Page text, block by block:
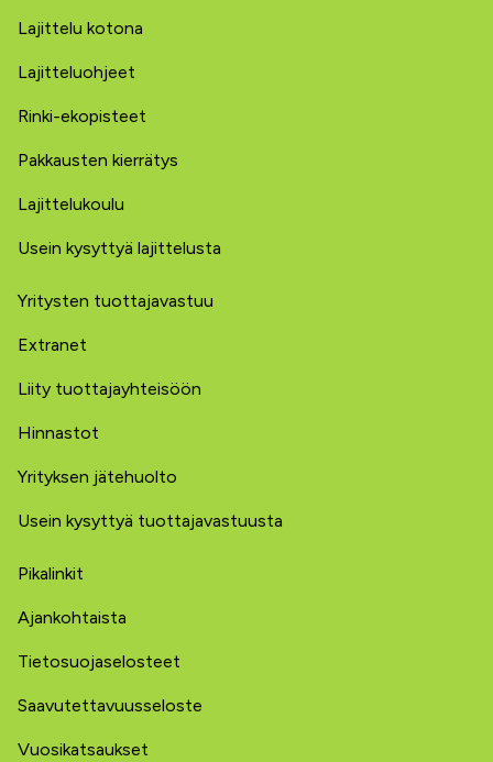
Lajittelu kotona
Lajitteluohjeet
Rinki-ekopisteet
Pakkausten kierrätys
Lajittelukoulu
Usein kysyttyä lajittelusta
Yritysten tuottajavastuu
Extranet
Liity tuottajayhteisöön
Hinnastot
Yrityksen jätehuolto
Usein kysyttyä tuottajavastuusta
Pikalinkit
Ajankohtaista
Tietosuojaselosteet
Saavutettavuusseloste
Vuosikatsaukset